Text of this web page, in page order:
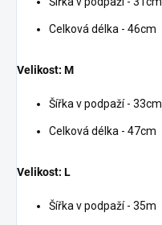
Celková délka - 46cm
Velikost: M
Šířka v podpaží - 33cm
Celková délka - 47cm
Velikost: L
Šířka v podpaží - 35m